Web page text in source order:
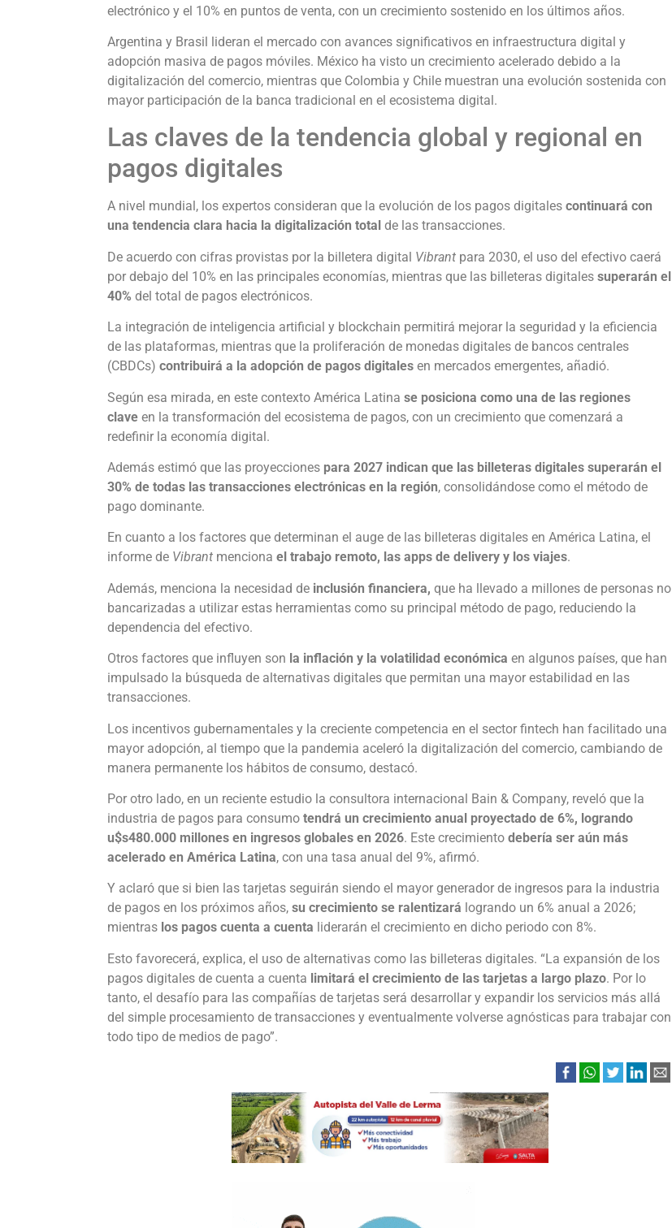
electrónico y el 10% en puntos de venta, con un crecimiento sostenido en los últimos años.
Argentina y Brasil lideran el mercado con avances significativos en infraestructura digital y
adopción masiva de pagos móviles. México ha visto un crecimiento acelerado debido a la
digitalización del comercio, mientras que Colombia y Chile muestran una evolución sostenida con
mayor participación de la banca tradicional en el ecosistema digital.
Las claves de la tendencia global y regional en
pagos digitales
A nivel mundial, los expertos consideran que la evolución de los pagos digitales continuará con
una tendencia clara hacia la digitalización total de las transacciones.
De acuerdo con cifras provistas por la billetera digital Vibrant para 2030, el uso del efectivo caerá
por debajo del 10% en las principales economías, mientras que las billeteras digitales superarán el
40% del total de pagos electrónicos.
La integración de inteligencia artificial y blockchain permitirá mejorar la seguridad y la eficiencia
de las plataformas, mientras que la proliferación de monedas digitales de bancos centrales
(CBDCs) contribuirá a la adopción de pagos digitales en mercados emergentes, añadió.
Según esa mirada, en este contexto América Latina se posiciona como una de las regiones
clave en la transformación del ecosistema de pagos, con un crecimiento que comenzará a
redefinir la economía digital.
Además estimó que las proyecciones para 2027 indican que las billeteras digitales superarán el
30% de todas las transacciones electrónicas en la región, consolidándose como el método de
pago dominante.
En cuanto a los factores que determinan el auge de las billeteras digitales en América Latina, el
informe de Vibrant menciona el trabajo remoto, las apps de delivery y los viajes.
Además, menciona la necesidad de inclusión financiera, que ha llevado a millones de personas no
bancarizadas a utilizar estas herramientas como su principal método de pago, reduciendo la
dependencia del efectivo.
Otros factores que influyen son la inflación y la volatilidad económica en algunos países, que han
impulsado la búsqueda de alternativas digitales que permitan una mayor estabilidad en las
transacciones.
Los incentivos gubernamentales y la creciente competencia en el sector fintech han facilitado una
mayor adopción, al tiempo que la pandemia aceleró la digitalización del comercio, cambiando de
manera permanente los hábitos de consumo, destacó.
Por otro lado, en un reciente estudio la consultora internacional Bain & Company, reveló que la
industria de pagos para consumo tendrá un crecimiento anual proyectado de 6%, logrando
u$s480.000 millones en ingresos globales en 2026. Este crecimiento debería ser aún más
acelerado en América Latina, con una tasa anual del 9%, afirmó.
Y aclaró que si bien las tarjetas seguirán siendo el mayor generador de ingresos para la industria
de pagos en los próximos años, su crecimiento se ralentizará logrando un 6% anual a 2026;
mientras los pagos cuenta a cuenta liderarán el crecimiento en dicho periodo con 8%.
Esto favorecerá, explica, el uso de alternativas como las billeteras digitales. “La expansión de los
pagos digitales de cuenta a cuenta limitará el crecimiento de las tarjetas a largo plazo. Por lo
tanto, el desafío para las compañías de tarjetas será desarrollar y expandir los servicios más allá
del simple procesamiento de transacciones y eventualmente volverse agnósticas para trabajar con
todo tipo de medios de pago”.